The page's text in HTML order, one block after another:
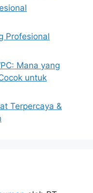
Profesional
Mana yang
untuk
Terpercaya &